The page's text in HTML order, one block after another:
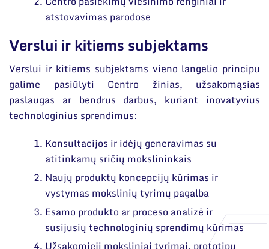
atstovavimas parodose
Verslui ir kitiems subjektams
Verslui ir kitiems subjektams vieno langelio principu
galime pasiūlyti Centro žinias, užsakomąsias
paslaugas ar bendrus darbus, kuriant inovatyvius
technologinius sprendimus:
Konsultacijos ir idėjų generavimas su
atitinkamų sričių mokslininkais
Naujų produktų koncepcijų kūrimas ir
vystymas mokslinių tyrimų pagalba
Esamo produkto ar proceso analizė ir
susijusių technologinių sprendimų kūrimas